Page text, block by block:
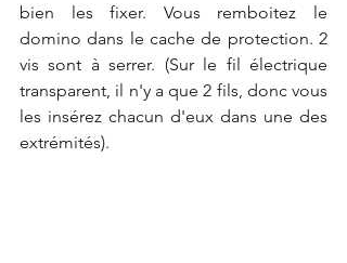
bien les fixer. Vous remboitez le
domino dans le cache de protection. 2
vis sont à serrer. (Sur le fil électrique
transparent, il n'y a que 2 fils, donc vous
les insérez chacun d'eux dans une des
extrémités).